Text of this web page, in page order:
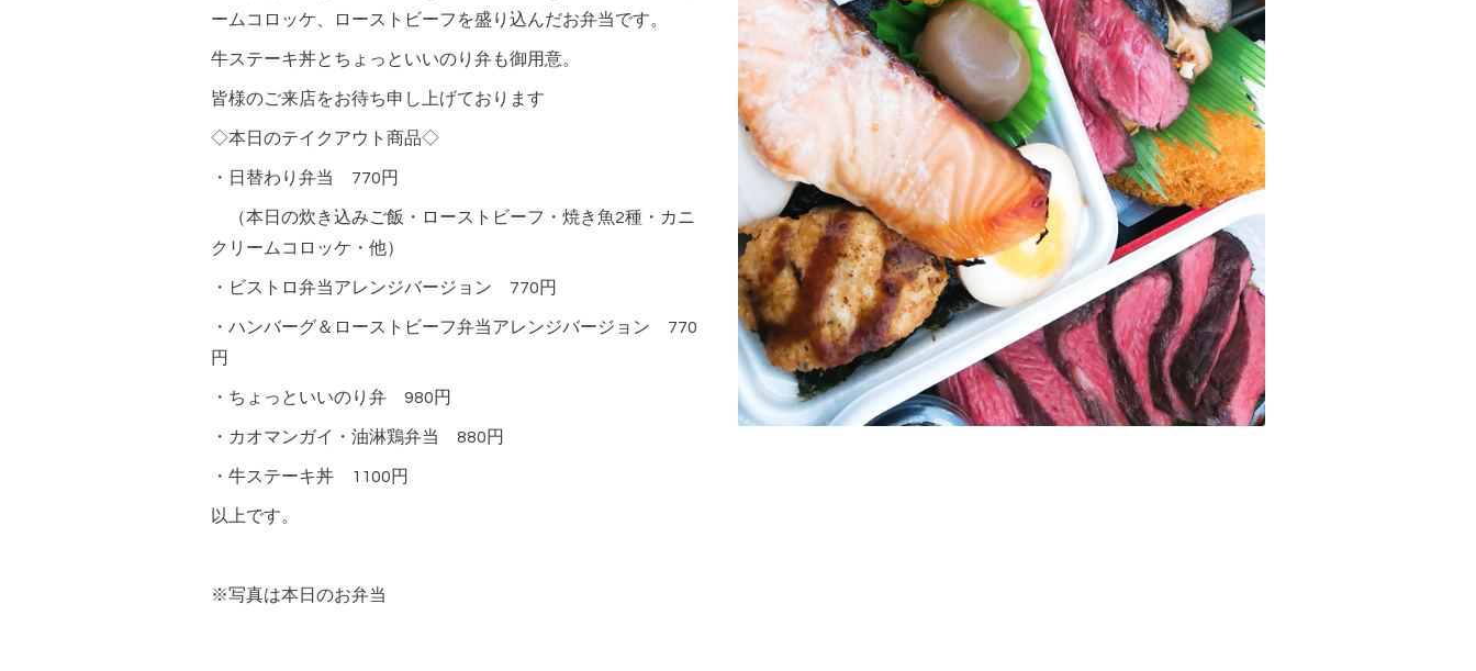
ームコロッケ、ローストビーフを盛り込んだお弁当です。
牛ステーキ丼とちょっといいのり弁も御用意。
皆様のご来店をお待ち申し上げております
◇本日のテイクアウト商品◇
・日替わり弁当 770円
（本日の炊き込みご飯・ローストビーフ・焼き魚2種・カニ
クリームコロッケ・他）
・ビストロ弁当アレンジバージョン 770円
・ハンバーグ＆ローストビーフ弁当アレンジバージョン 770
円
・ちょっといいのり弁 980円
・カオマンガイ・油淋鶏弁当 880円
・牛ステーキ丼 1100円
以上です。
※写真は本日のお弁当